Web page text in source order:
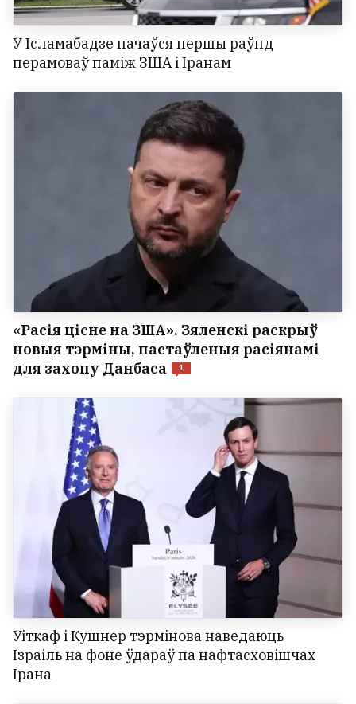
У Ісламабадзе пачаўся першы раўнд
перамоваў паміж ЗША і Іранам
«Расія цісне на ЗША». Зяленскі раскрыў
новыя тэрміны, пастаўленыя расіянамі
для захопу Данбаса
1
Уіткаф і Кушнер тэрмінова наведаюць
Ізраіль на фоне ўдараў па нафтасховішчах
Ірана